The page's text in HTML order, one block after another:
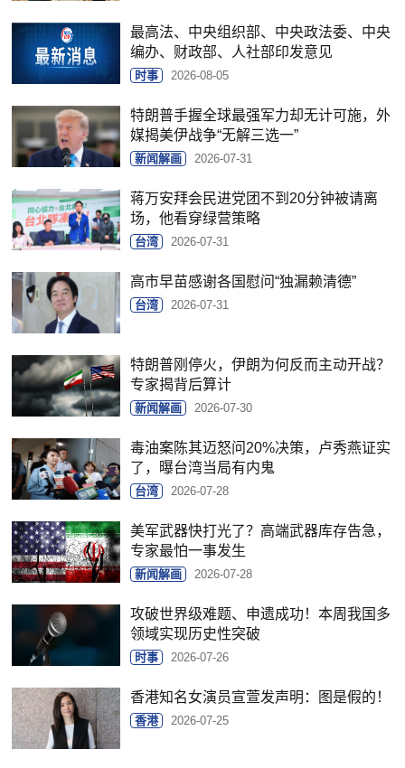
最高法、中央组织部、中央政法委、中央
编办、财政部、人社部印发意见
时事 2026-08-05
特朗普手握全球最强军力却无计可施，外
媒揭美伊战争“无解三选一”
新闻解画 2026-07-31
蒋万安拜会民进党团不到20分钟被请离
场，他看穿绿营策略
台湾 2026-07-31
高市早苗感谢各国慰问“独漏赖清德”
台湾 2026-07-31
特朗普刚停火，伊朗为何反而主动开战？
专家揭背后算计
新闻解画 2026-07-30
毒油案陈其迈怒问20%决策，卢秀燕证实
了，曝台湾当局有内鬼
台湾 2026-07-28
美军武器快打光了？高端武器库存告急，
专家最怕一事发生
新闻解画 2026-07-28
攻破世界级难题、申遗成功！本周我国多
领域实现历史性突破
时事 2026-07-26
香港知名女演员宣萱发声明：图是假的！
香港 2026-07-25